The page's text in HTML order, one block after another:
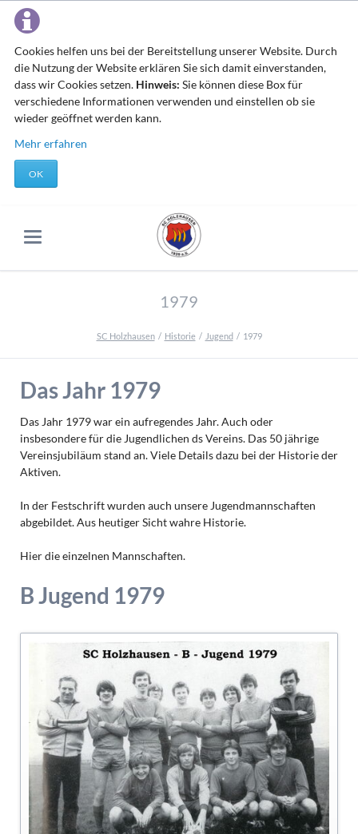
Cookies helfen uns bei der Bereitstellung unserer Website. Durch
die Nutzung der Website erklären Sie sich damit einverstanden,
dass wir Cookies setzen. Hinweis: Sie können diese Box für
verschiedene Informationen verwenden und einstellen ob sie
wieder geöffnet werden kann.
Mehr erfahren
OK
1979
SC Holzhausen Historie Jugend 1979
Das Jahr 1979
Das Jahr 1979 war ein aufregendes Jahr. Auch oder
insbesondere für die Jugendlichen ds Vereins. Das 50 jährige
Vereinsjubiläum stand an. Viele Details dazu bei der Historie der
Aktiven.
In der Festschrift wurden auch unsere Jugendmannschaften
abgebildet. Aus heutiger Sicht wahre Historie.
Hier die einzelnen Mannschaften.
B Jugend 1979